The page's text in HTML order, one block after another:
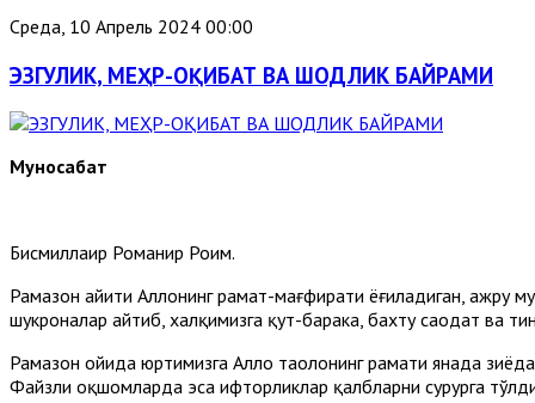
Среда, 10 Апрель 2024 00:00
ЭЗГУЛИК, МЕҲР-ОҚИБАТ ВА ШОДЛИК БАЙРАМИ
Муносабат
Бисмиллаҳир Роҳманир Роҳим.
Рамазон ҳайити Аллоҳнинг раҳмат-мағфирати ёғиладиган,
шукроналар айтиб, халқимизга қут-барака, бахту саодат ва
Рамазон ойида юртимизга Аллоҳ таолонинг раҳмати янада
Файзли оқшомларда эса ифторликлар қалбларни сурурга